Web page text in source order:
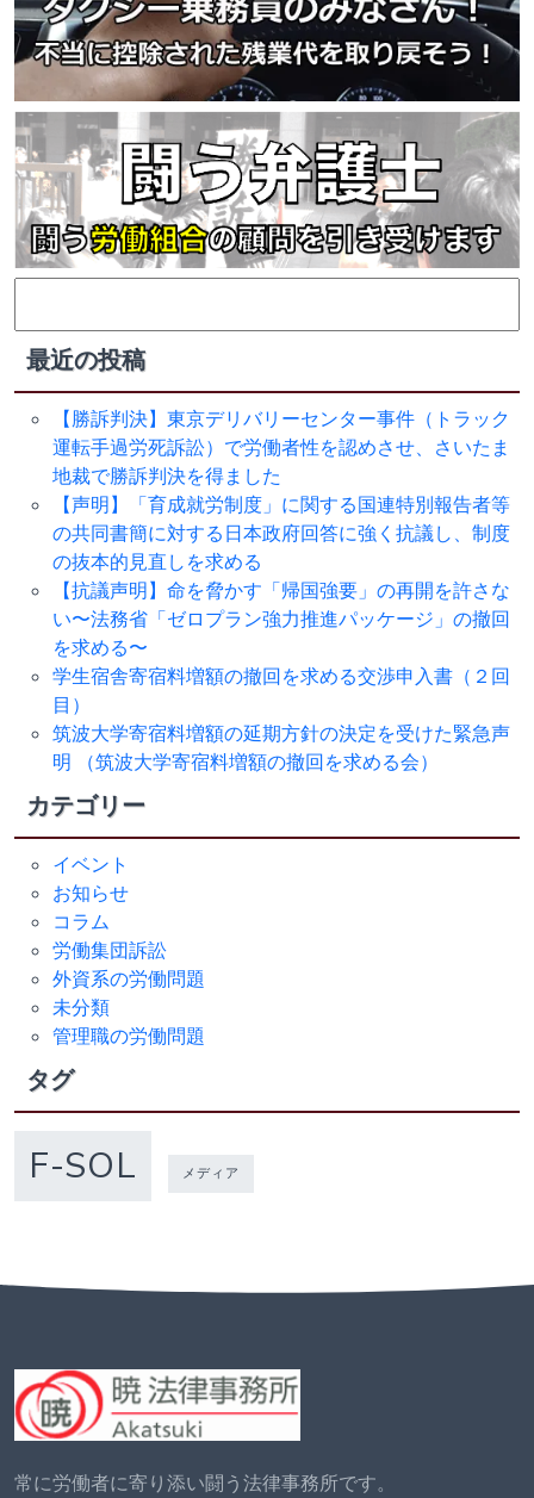
索:
最近の投稿
【勝訴判決】東京デリバリーセンター事件（トラック
運転手過労死訴訟）で労働者性を認めさせ、さいたま
地裁で勝訴判決を得ました
【声明】「育成就労制度」に関する国連特別報告者等
の共同書簡に対する日本政府回答に強く抗議し、制度
の抜本的見直しを求める
【抗議声明】命を脅かす「帰国強要」の再開を許さな
い〜法務省「ゼロプラン強力推進パッケージ」の撤回
を求める〜
学生宿舎寄宿料増額の撤回を求める交渉申入書（２回
目）
筑波大学寄宿料増額の延期方針の決定を受けた緊急声
明 （筑波大学寄宿料増額の撤回を求める会）
カテゴリー
イベント
お知らせ
コラム
労働集団訴訟
外資系の労働問題
未分類
管理職の労働問題
タグ
F-SOL メディア
常に労働者に寄り添い闘う法律事務所です。